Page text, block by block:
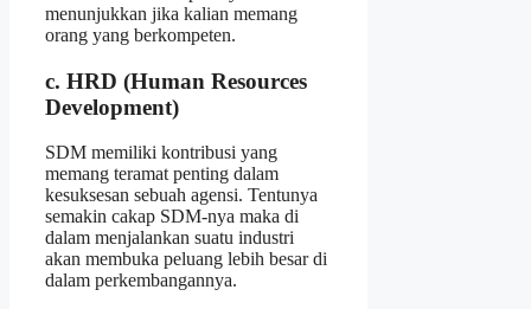
menunjukkan jika kalian memang
orang yang berkompeten.
c. HRD (Human Resources
Development)
SDM memiliki kontribusi yang
memang teramat penting dalam
kesuksesan sebuah agensi. Tentunya
semakin cakap SDM-nya maka di
dalam menjalankan suatu industri
akan membuka peluang lebih besar di
dalam perkembangannya.